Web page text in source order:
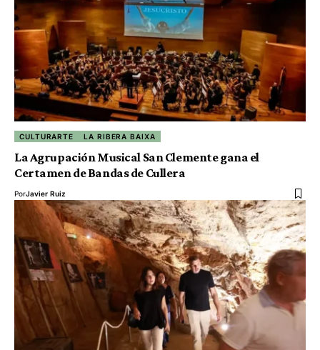
CULTURARTE LA RIBERA BAIXA
La Agrupación Musical San Clemente gana el
Certamen de Bandas de Cullera
PorJavier Ruiz